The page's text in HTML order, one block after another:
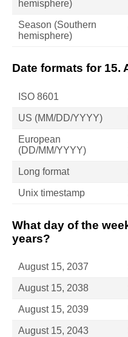
hemisphere)
Season (Southern
hemisphere)
Date formats for 15.
ISO 8601
US (MM/DD/YYYY)
European
(DD/MM/YYYY)
Long format
Unix timestamp
What day of the
years?
August 15, 2037
August 15, 2038
August 15, 2039
August 15, 2043